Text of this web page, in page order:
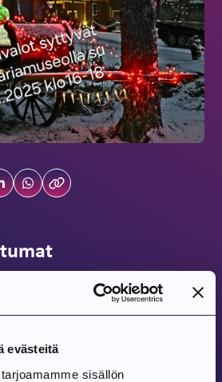
evästeitä
sisällön
7.8.